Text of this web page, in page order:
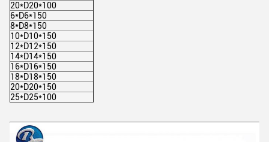
20*D20*100
6*D6*150
8*D8*150
10*D10*150
12*D12*150
14*D14*150
16*D16*150
18*D18*150
20*D20*150
25*D25*100